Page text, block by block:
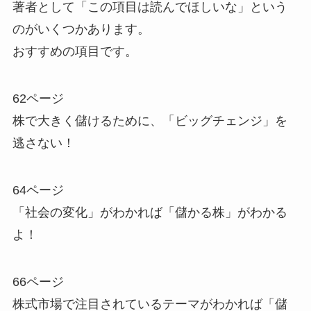
著者として「この項目は読んでほしいな」という
のがいくつかあります。
おすすめの項目です。
62ページ
株で大きく儲けるために、「ビッグチェンジ」を
逃さない！
64ページ
「社会の変化」がわかれば「儲かる株」がわかる
よ！
66ページ
株式市場で注目されているテーマがわかれば「儲